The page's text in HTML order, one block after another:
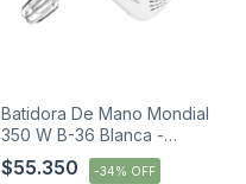
Batidora De Mano Mondial
350 W B-36 Blanca -
Blanco
$55.350 -34% OFF